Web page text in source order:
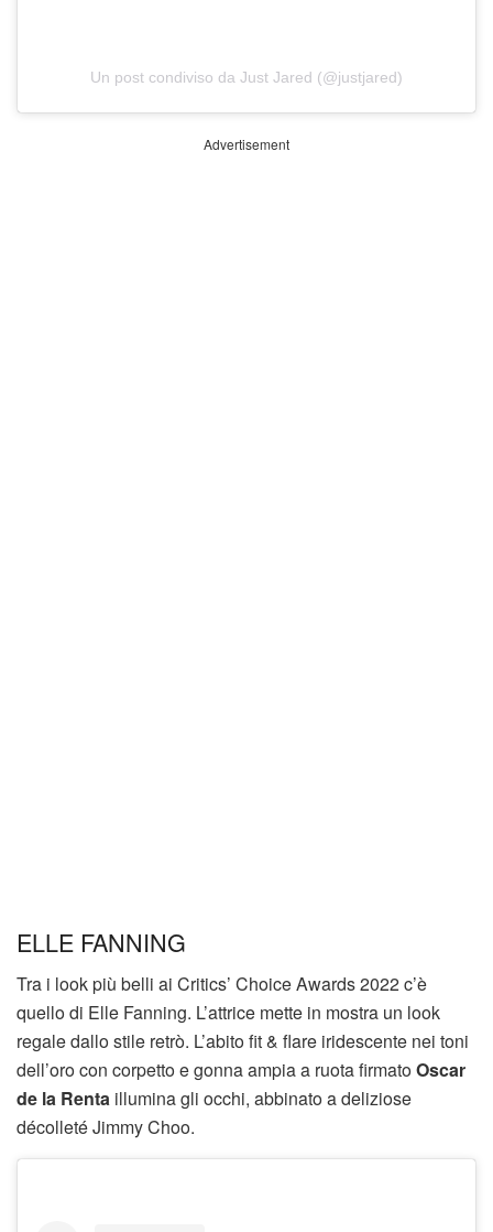
Un post condiviso da Just Jared (@justjared)
Advertisement
ELLE FANNING
Tra i look più belli ai Critics’ Choice Awards 2022 c’è
quello di Elle Fanning. L’attrice mette in mostra un look
regale dallo stile retrò. L’abito fit & flare iridescente nei toni
dell’oro con corpetto e gonna ampia a ruota firmatoOscar
de la Renta illumina gli occhi, abbinato a deliziose
décolleté Jimmy Choo.